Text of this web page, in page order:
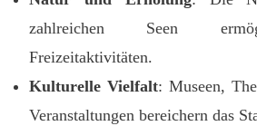
zahlreichen Seen
Freizeitaktivitäten.
Kulturelle Vielfalt: Museen,
Veranstaltungen bereichern das